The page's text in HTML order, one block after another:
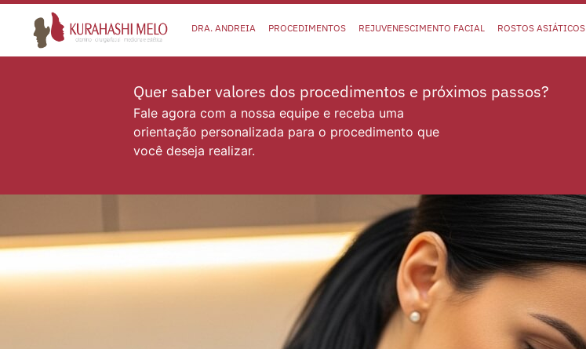
DRA. ANDREIA PROCEDIMENTOS REJUVENESCIMENTO FACIAL ROSTOS ASIÁTICOS
Quer saber valores dos procedimentos e próximos passos?
Fale agora com a nossa equipe e receba uma
orientação personalizada para o procedimento que
você deseja realizar.